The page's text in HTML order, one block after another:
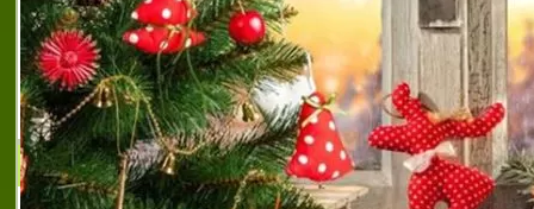
Фирма АСТИФУД ЕООД се занимава с
кетъринг и ресторантьорство.
Дългогодишният ни опит в
ресторантьорството и кетъринг услугите
ни помага в организирането на всяко едно
мероприятие. Ние приемаме
РЕСТОРАНТ РИБАРСКА СРЕЩА